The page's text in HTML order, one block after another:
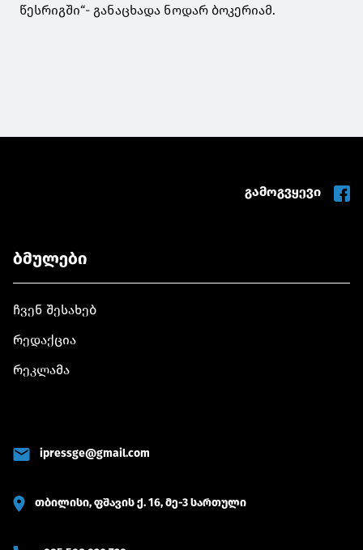
წესრიგში“- განაცხადა ნოდარ ბოკერიამ.
გამოგვყევი
ბმულები
ჩვენ შესახებ
რედაქცია
რეკლამა
ipressge@gmail.com
თბილისი, ფშავის ქ. 16, მე-3 სართული